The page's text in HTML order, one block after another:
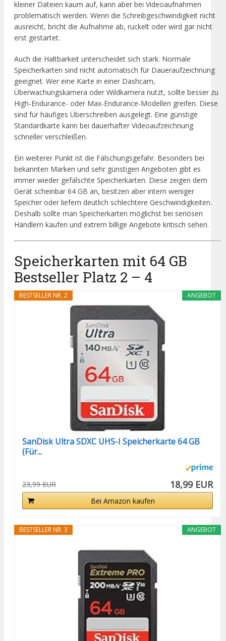
kleiner Dateien kaum auf, kann aber bei Videoaufnahmen
problematisch werden. Wenn die Schreibgeschwindigkeit nicht
ausreicht, bricht die Aufnahme ab, ruckelt oder wird gar nicht
erst gestartet.
Auch die Haltbarkeit unterscheidet sich stark. Normale
Speicherkarten sind nicht automatisch für Daueraufzeichnung
geeignet. Wer eine Karte in einer Dashcam,
Überwachungskamera oder Wildkamera nutzt, sollte besser zu
High-Endurance- oder Max-Endurance-Modellen greifen. Diese
sind für häufiges Überschreiben ausgelegt. Eine günstige
Standardkarte kann bei dauerhafter Videoaufzeichnung
schneller verschleißen.
Ein weiterer Punkt ist die Fälschungsgefahr. Besonders bei
bekannten Marken und sehr günstigen Angeboten gibt es
immer wieder gefälschte Speicherkarten. Diese zeigen dem
Gerät scheinbar 64 GB an, besitzen aber intern weniger
Speicher oder liefern deutlich schlechtere Geschwindigkeiten.
Deshalb sollte man Speicherkarten möglichst bei seriösen
Händlern kaufen und extrem billige Angebote kritisch sehen.
Speicherkarten mit 64 GB
Bestseller Platz 2 – 4
ANGEBOT
BESTSELLER NR. 2
SanDisk Ultra SDXC UHS-I Speicherkarte 64 GB
(Für...
23,99 EUR 18,99 EUR
Bei Amazon kaufen
ANGEBOT
BESTSELLER NR. 3